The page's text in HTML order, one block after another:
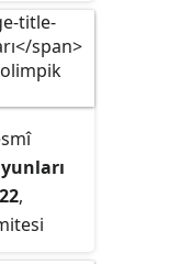
,